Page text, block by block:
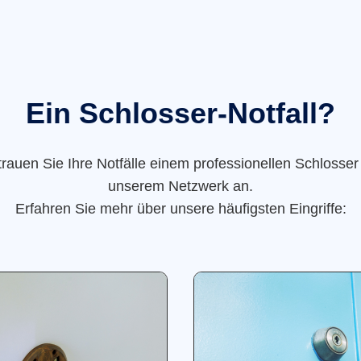
Ein Schlosser-Notfall?
Sie Ihre Notfälle einem professionellen
unserem Netzwerk an.
Erfahren Sie mehr über unsere häufigsten Eingriffe: